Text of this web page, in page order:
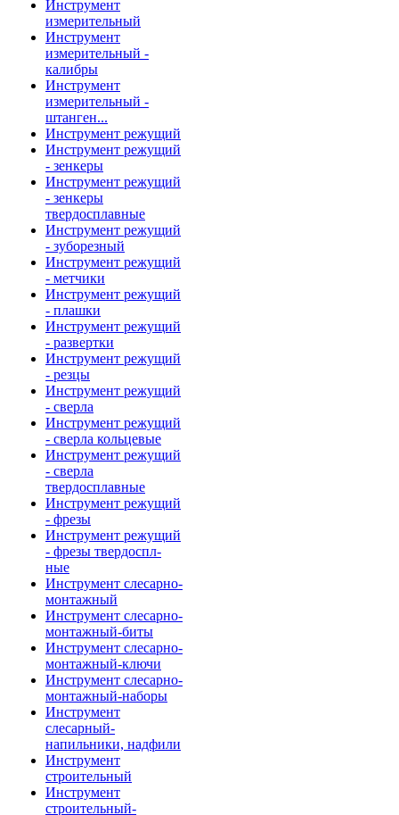
Инструмент
измерительный
Инструмент
измерительный -
калибры
Инструмент
измерительный -
штанген...
Инструмент режущий
Инструмент режущий
- зенкеры
Инструмент режущий
- зенкеры
твердосплавные
Инструмент режущий
- зуборезный
Инструмент режущий
- метчики
Инструмент режущий
- плашки
Инструмент режущий
- развертки
Инструмент режущий
- резцы
Инструмент режущий
- сверла
Инструмент режущий
- сверла кольцевые
Инструмент режущий
- сверла
твердосплавные
Инструмент режущий
- фрезы
Инструмент режущий
- фрезы твердоспл-
ные
Инструмент слесарно-
монтажный
Инструмент слесарно-
монтажный-биты
Инструмент слесарно-
монтажный-ключи
Инструмент слесарно-
монтажный-наборы
Инструмент
слесарный-
напильники, надфили
Инструмент
строительный
Инструмент
строительный-